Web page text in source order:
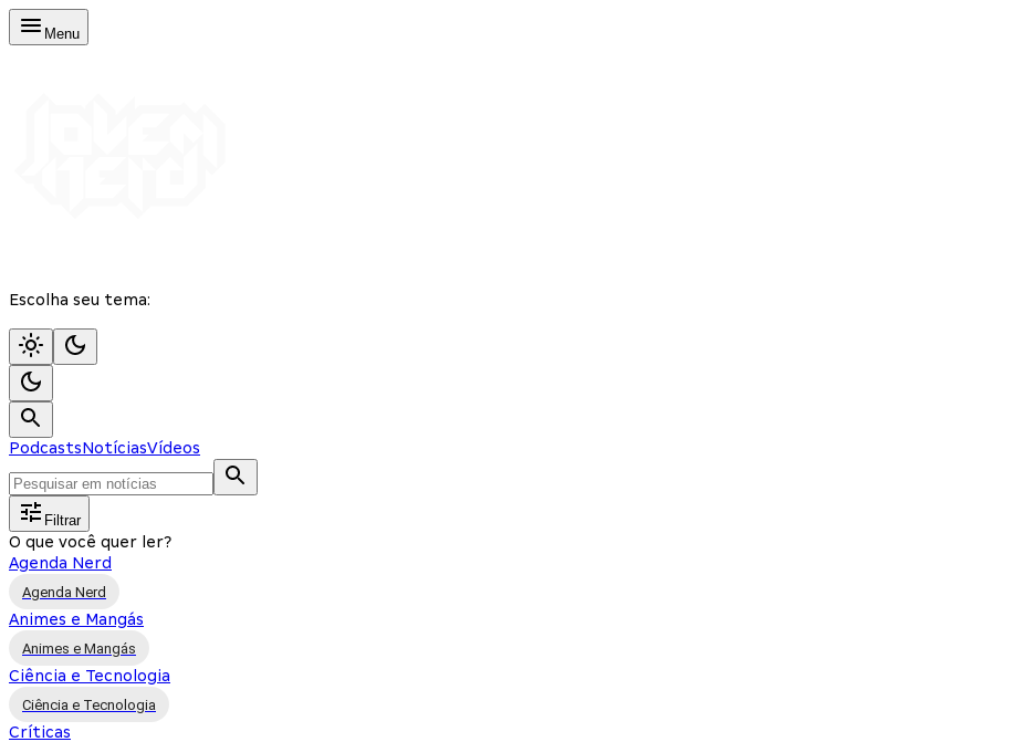
Menu
Escolha seu tema:
PodcastsNotíciasVídeos
Filtrar
O que você quer ler?
Agenda Nerd
Agenda Nerd
Animes e Mangás
Animes e Mangás
Ciência e Tecnologia
Ciência e Tecnologia
Críticas